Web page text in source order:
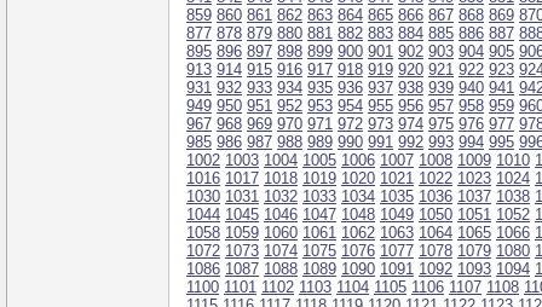
859 860 861 862 863 864 865 866 867 868 869
877 878 879 880 881 882 883 884 885 886 887
895 896 897 898 899 900 901 902 903 904 905
913 914 915 916 917 918 919 920 921 922 923
931 932 933 934 935 936 937 938 939 940 941
949 950 951 952 953 954 955 956 957 958 959
967 968 969 970 971 972 973 974 975 976 977
985 986 987 988 989 990 991 992 993 994 995
1002 1003 1004 1005 1006 1007 1008 1009 1010
1016 1017 1018 1019 1020 1021 1022 1023 1024
1030 1031 1032 1033 1034 1035 1036 1037 1038
1044 1045 1046 1047 1048 1049 1050 1051 1052
1058 1059 1060 1061 1062 1063 1064 1065 1066
1072 1073 1074 1075 1076 1077 1078 1079 1080
1086 1087 1088 1089 1090 1091 1092 1093 1094
1100 1101 1102 1103 1104 1105 1106 1107 1108